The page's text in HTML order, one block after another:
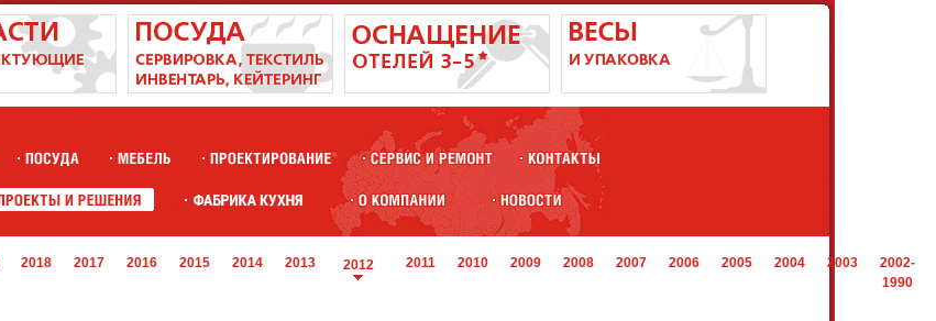
2018 2017 2016 2015 2014 2013 2012 2011 2010 2009 2008 2007 2006 2005 2004 2003
2002-
1990